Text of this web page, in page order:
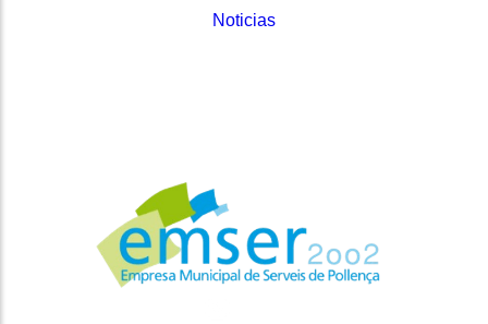
Noticias